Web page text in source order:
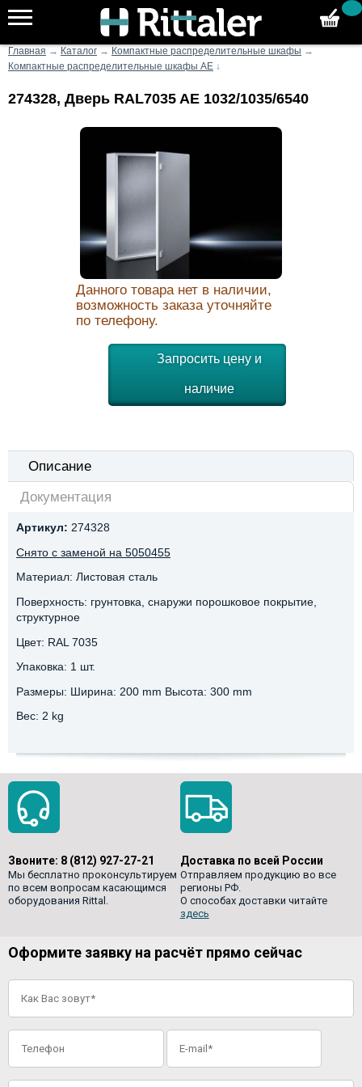
Главная → Каталог → Компактные распределительные шкафы →
Компактные распределительные шкафы AE ↓
274328, Дверь RAL7035 AE 1032/1035/6540
Данного товара нет в наличии,
возможность заказа уточняйте
по телефону.
Запросить цену и
наличие
Описание
Документация
Артикул: 274328
Снято с заменой на 5050455
Материал: Листовая сталь
Поверхность: грунтовка, снаружи порошковое покрытие,
структурное
Цвет: RAL 7035
Упаковка: 1 шт.
Размеры: Ширина: 200 mm Высота: 300 mm
Вес: 2 kg
Звоните: 8 (812) 927-27-21
Мы бесплатно проконсультируем
по всем вопросам касающимся
оборудования Rittal.
Доставка по всей России
Отправляем продукцию во все
регионы РФ.
О способах доставки читайте
здесь
Оформите заявку на расчёт прямо сейчас